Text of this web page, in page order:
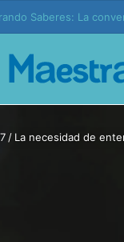
37 – Generaciones
/ La necesidad de